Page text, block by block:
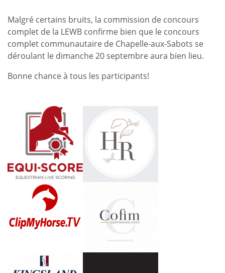
Malgré certains bruits, la commission de concours
complet de la LEWB confirme bien que le concours
complet communautaire de Chapelle-aux-Sabots se
déroulant le dimanche 20 septembre aura bien lieu.
Bonne chance à tous les participants!